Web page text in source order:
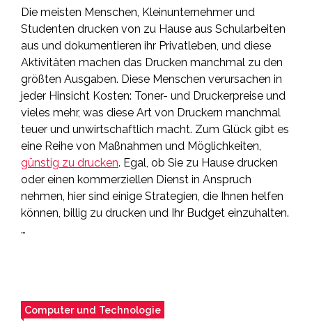
Die meisten Menschen, Kleinunternehmer und
Studenten drucken von zu Hause aus Schularbeiten
aus und dokumentieren ihr Privatleben, und diese
Aktivitäten machen das Drucken manchmal zu den
größten Ausgaben. Diese Menschen verursachen in
jeder Hinsicht Kosten: Toner- und Druckerpreise und
vieles mehr, was diese Art von Druckern manchmal
teuer und unwirtschaftlich macht. Zum Glück gibt es
eine Reihe von Maßnahmen und Möglichkeiten,
günstig zu drucken. Egal, ob Sie zu Hause drucken
oder einen kommerziellen Dienst in Anspruch
nehmen, hier sind einige Strategien, die Ihnen helfen
können, billig zu drucken und Ihr Budget einzuhalten.
…
Computer und Technologie